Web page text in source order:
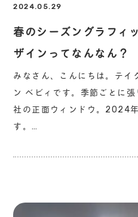
2024.05.29
春のシーズングラフィ
ザインってなんなん？
みなさん、こんにちは。テイ
ン ベビィです。季節ごとに
社の正面ウィンドウ。2024
す。…